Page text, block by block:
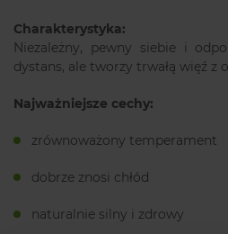
Charakterystyka:
Niezależny, pewny siebie i
dystans, ale tworzy trwałą więź z
Najważniejsze cechy:
zrównoważony temperament
dobrze znosi chłód
naturalnie silny i zdrowy